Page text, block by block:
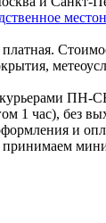
курьерами ПН-
1 час), без
и
принимаем